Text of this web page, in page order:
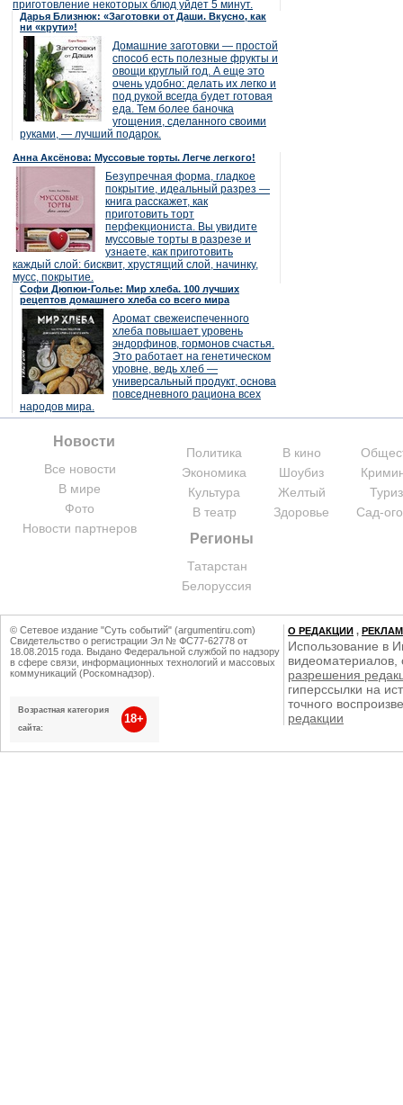
приготовление некоторых блюд уйдет 5 минут.
Дарья Близнюк: «Заготовки от Даши. Вкусно, как
ни «крути»!
Домашние заготовки — простой
способ есть полезные фрукты и
овощи круглый год. А еще это
очень удобно: делать их легко и
под рукой всегда будет готовая
еда. Тем более баночка
угощения, сделанного своими
руками, — лучший подарок.
Анна Аксёнова: Муссовые торты. Легче легкого!
Безупречная форма, гладкое
покрытие, идеальный разрез —
книга расскажет, как
приготовить торт
перфекциониста. Вы увидите
муссовые торты в разрезе и
узнаете, как приготовить
каждый слой: бисквит, хрустящий слой, начинку,
мусс, покрытие.
Софи Дюпюи-Голье: Мир хлеба. 100 лучших
рецептов домашнего хлеба со всего мира
Аромат свежеиспеченного
хлеба повышает уровень
эндорфинов, гормонов счастья.
Это работает на генетическом
уровне, ведь хлеб —
универсальный продукт, основа
повседневного рациона всех
народов мира.
Новости
Все новости
В мире
Фото
Новости партнеров
Политика
Экономика
Культура
В театр
В кино
Шоубиз
Желтый
Здоровье
Сад-
Регионы
Татарстан
Белоруссия
© Сетевое издание "Суть событий" (argumentiru.com)
Свидетельство о регистрации Эл № ФС77-62778 от
18.08.2015 года. Выдано Федеральной службой по надзору
в сфере связи, информационных технологий и массовых
коммуникаций (Роскомнадзор).
Возрастная категория
сайта:
18+
О РЕДАКЦИИ ,
Использование в
видеоматериалов,
разрешения
гиперссылки на
точного
редакции